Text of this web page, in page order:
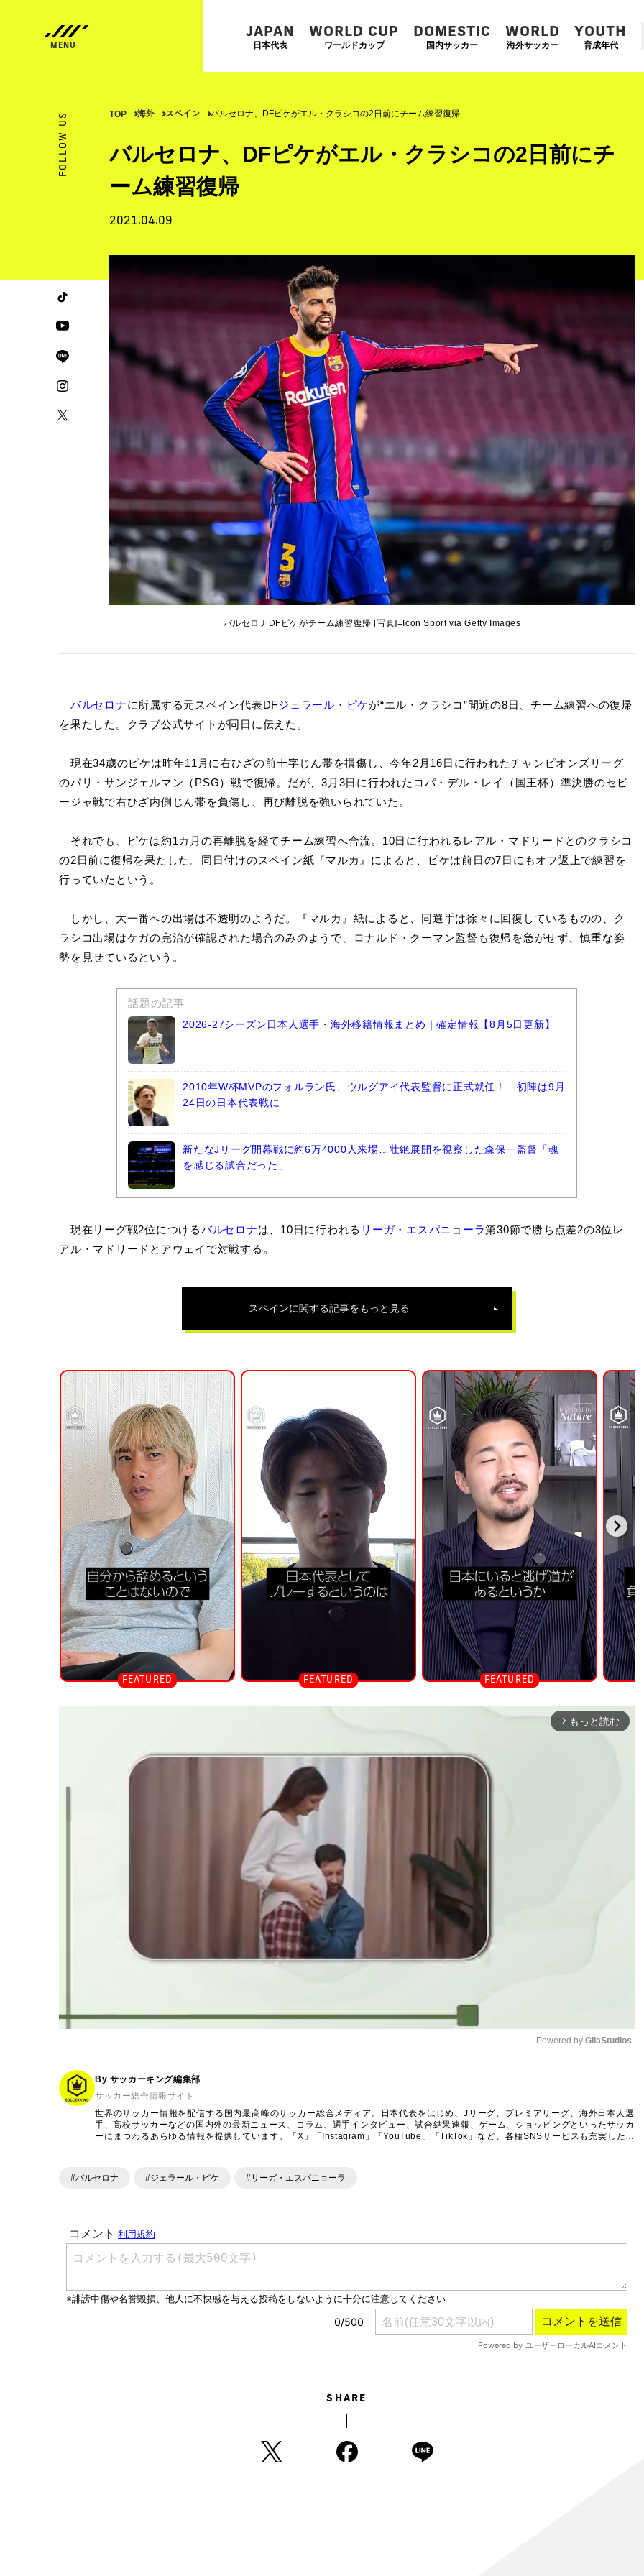
JAPAN
日本代表
WORLD CUP
ワールドカップ
DOMESTIC
国内サッカー
WORLD
海外サッカー
YOUTH
育成年代
FOLLOW US TOP 海外 スペイン バルセロナ、DFピケがエル・クラシコの2日前にチーム練習復帰
バルセロナ、DFピケがエル・クラシコの2日前にチ
ーム練習復帰
2021.04.09
バルセロナDFピケがチーム練習復帰 [写真]=Icon Sport via Getty Images
バルセロナに所属する元スペイン代表DFジェラール・ピケが“エル・クラシコ”間近の8日、チーム練習への復帰
を果たした。クラブ公式サイトが同日に伝えた。
現在34歳のピケは昨年11月に右ひざの前十字じん帯を損傷し、今年2月16日に行われたチャンピオンズリーグ
のパリ・サンジェルマン（PSG）戦で復帰。だが、3月3日に行われたコパ・デル・レイ（国王杯）準決勝のセビ
ージャ戦で右ひざ内側じん帯を負傷し、再び離脱を強いられていた。
それでも、ピケは約1カ月の再離脱を経てチーム練習へ合流。10日に行われるレアル・マドリードとのクラシコ
の2日前に復帰を果たした。同日付けのスペイン紙『マルカ』によると、ピケは前日の7日にもオフ返上で練習を
行っていたという。
しかし、大一番への出場は不透明のようだ。『マルカ』紙によると、同選手は徐々に回復しているものの、ク
ラシコ出場はケガの完治が確認された場合のみのようで、ロナルド・クーマン監督も復帰を急がせず、慎重な姿
勢を見せているという。
話題の記事
2026-27シーズン日本人選手・海外移籍情報まとめ｜確定情報【8月5日更新】
2010年W杯MVPのフォルラン氏、ウルグアイ代表監督に正式就任！ 初陣は9月
24日の日本代表戦に
新たなJリーグ開幕戦に約6万4000人来場…壮絶展開を視察した森保一監督「魂
を感じる試合だった」
現在リーグ戦2位につけるバルセロナは、10日に行われる リーガ・エスパニョーラ第30節で勝ち点差2の3位レ
アル・マドリードとアウェイで対戦する。
スペインに関する記事をもっと見る
arrow_forward_ios もっと読む
Powered by GliaStudios
By サッカーキング編集部
サッカー総合情報サイト
世界のサッカー情報を配信する国内最高峰のサッカー総合メディア。日本代表をはじめ、Jリーグ、プレミアリーグ、海外日本人選
手、高校サッカーなどの国内外の最新ニュース、コラム、選手インタビュー、試合結果速報、ゲーム、ショッピングといったサッカ
ーにまつわるあらゆる情報を提供しています。「X」「Instagram」「YouTube」「TikTok」など、各種SNSサービスも充実したコ
#バルセロナ #ジェラール・ピケ #リーガ・エスパニョーラ
SHARE